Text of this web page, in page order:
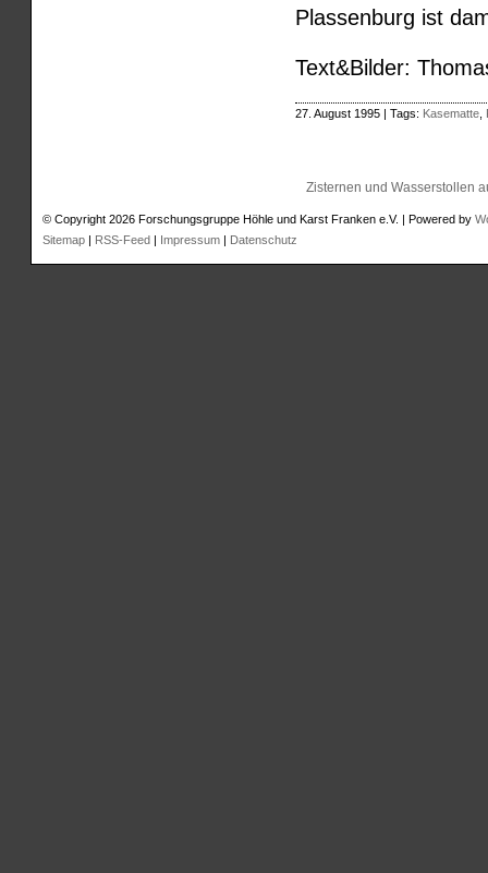
Plassenburg ist
Text&Bilder:
27. August 1995 | Tags: Kasematte
Zisternen und Wasserstollen
© Copyright 2026 Forschungsgruppe Höhle und Karst Franken e.V. | Powered by
Sitemap | RSS-Feed | Impressum | Datenschutz